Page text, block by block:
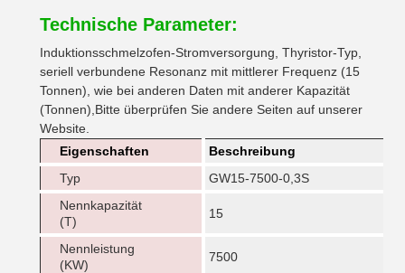
Technische Parameter:
Induktionsschmelzofen-Stromversorgung, Thyristor-Typ,
seriell verbundene Resonanz mit mittlerer Frequenz (15
Tonnen), wie bei anderen Daten mit anderer Kapazität
(Tonnen),Bitte überprüfen Sie andere Seiten auf unserer
Website.
Eigenschaften
Beschreibung
Typ
GW15-7500-0,3S
Nennkapazität
(T)
15
Nennleistung
(KW)
7500